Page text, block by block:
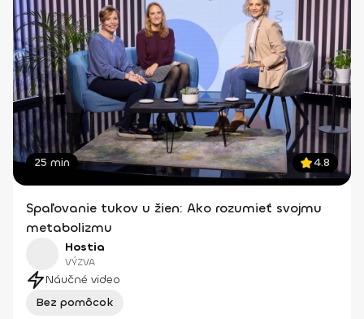
25 min 4.8
Spaľovanie tukov u žien: Ako rozumieť svojmu
metabolizmu
Hostia
VÝZVA
Náučné video
Bez pomôcok